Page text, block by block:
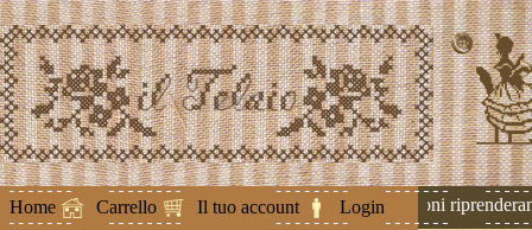
Home Carrello Il tuo account Login
Attenzione ! Le spedizioni